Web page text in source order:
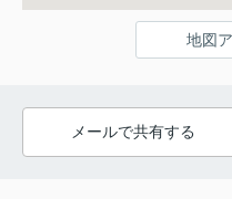
地図
メールで共有する